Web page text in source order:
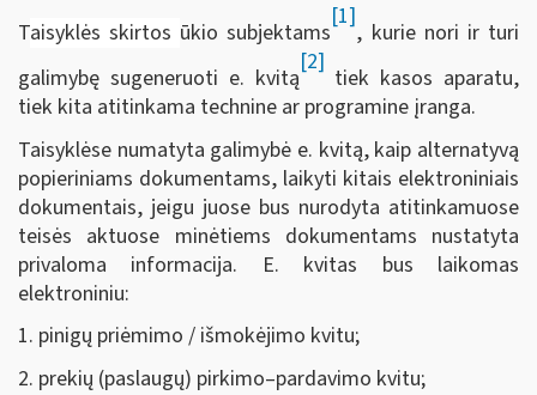
Taisyklės skirtos ūkio subjektams
[1]
, kurie nori ir turi
galimybę sugeneruoti e. kvitą
[2]
tiek kasos aparatu,
tiek kita atitinkama technine ar programine įranga.
Taisyklėse numatyta galimybė e. kvitą, kaip alternatyvą
popieriniams dokumentams, laikyti kitais elektroniniais
dokumentais, jeigu juose bus nurodyta atitinkamuose
teisės aktuose minėtiems dokumentams nustatyta
privaloma informacija. E. kvitas bus laikomas
elektroniniu:
1. pinigų priėmimo / išmokėjimo kvitu;
2. prekių (paslaugų) pirkimo–pardavimo kvitu;